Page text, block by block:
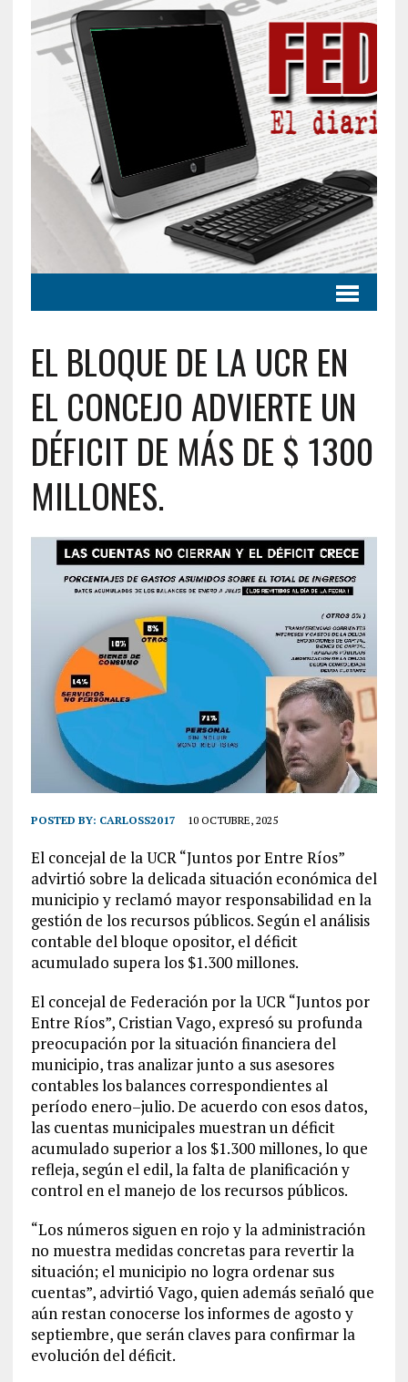
EL BLOQUE DE LA UCR EN
EL CONCEJO ADVIERTE UN
DÉFICIT DE MÁS DE $ 1300
MILLONES.
POSTED BY: CARLOSS2017 10 OCTUBRE, 2025
El concejal de la UCR “Juntos por Entre Ríos”
advirtió sobre la delicada situación económica del
municipio y reclamó mayor responsabilidad en la
gestión de los recursos públicos. Según el análisis
contable del bloque opositor, el déficit
acumulado supera los $1.300 millones.
El concejal de Federación por la UCR “Juntos por
Entre Ríos”, Cristian Vago, expresó su profunda
preocupación por la situación financiera del
municipio, tras analizar junto a sus asesores
contables los balances correspondientes al
período enero–julio. De acuerdo con esos datos,
las cuentas municipales muestran un déficit
acumulado superior a los $1.300 millones, lo que
refleja, según el edil, la falta de planificación y
control en el manejo de los recursos públicos.
“Los números siguen en rojo y la administración
no muestra medidas concretas para revertir la
situación; el municipio no logra ordenar sus
cuentas”, advirtió Vago, quien además señaló que
aún restan conocerse los informes de agosto y
septiembre, que serán claves para confirmar la
evolución del déficit.